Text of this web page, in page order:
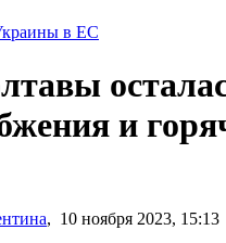
в ЕС
и
, 10 ноября 2023, 15:13